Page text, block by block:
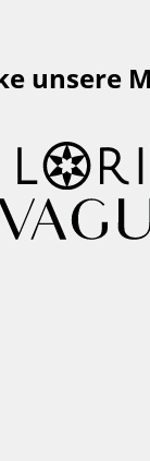
unsere